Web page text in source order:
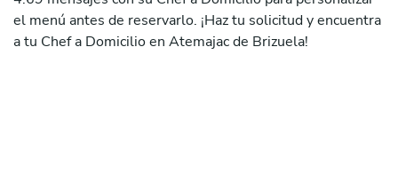
el menú antes de reservarlo. ¡Haz tu solicitud y encuentra
a tu Chef a Domicilio en Atemajac de Brizuela!